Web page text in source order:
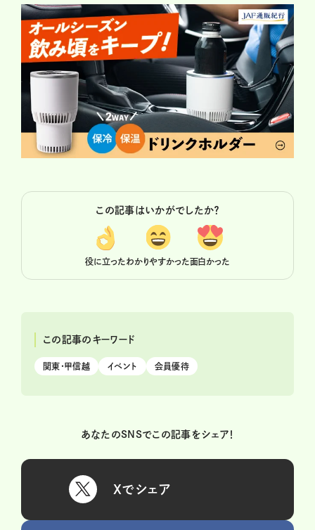
この記事はいかがでしたか？
役に立ったわかりやすかった面白かった
この記事のキーワード
関東・甲信越 イベント 会員優待
あなたのSNSでこの記事をシェア！
Xでシェア